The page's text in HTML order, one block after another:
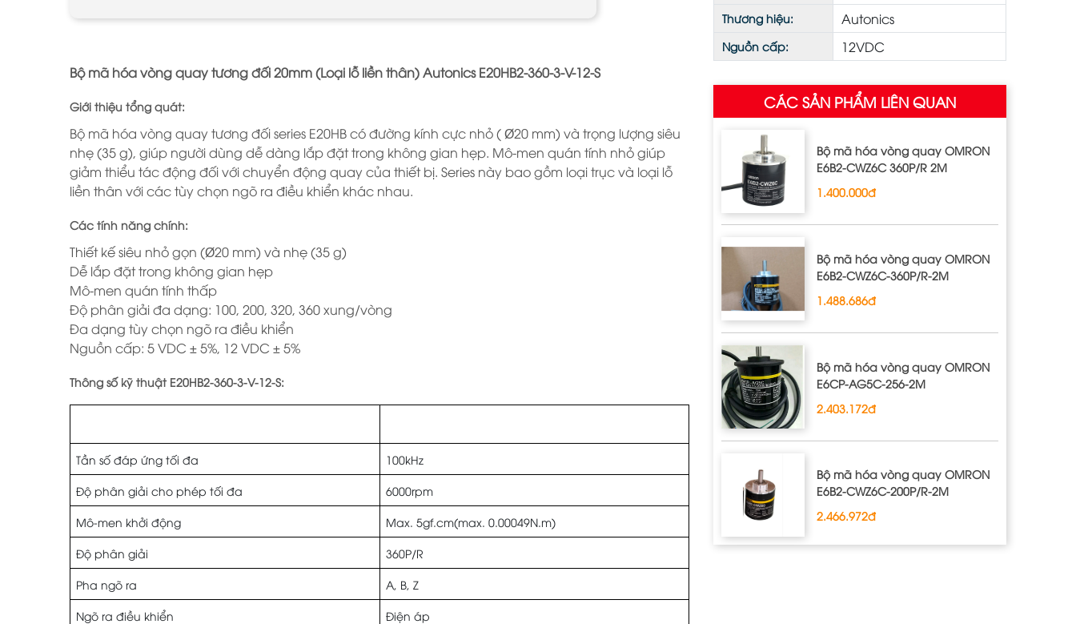
Bộ mã hóa vòng quay tương đối 20mm (Loại lỗ liền thân) Autonics E20HB2-360-3-V-12-S
Giới thiệu tổng quát:
Bộ mã hóa vòng quay tương đối series E20HB có đường kính cực nhỏ ( Ø20 mm) và trọng lượng siêu
nhẹ (35 g), giúp người dùng dễ dàng lắp đặt trong không gian hẹp. Mô-men quán tính nhỏ giúp
giảm thiểu tác động đối với chuyển động quay của thiết bị. Series này bao gồm loại trục và loại lỗ
liền thân với các tùy chọn ngõ ra điều khiển khác nhau.
Các tính năng chính:
Thiết kế siêu nhỏ gọn (Ø20 mm) và nhẹ (35 g)
Dễ lắp đặt trong không gian hẹp
Mô-men quán tính thấp
Độ phân giải đa dạng: 100, 200, 320, 360 xung/vòng
Đa dạng tùy chọn ngõ ra điều khiển
Nguồn cấp: 5 VDC ± 5%, 12 VDC ± 5%
Thông số kỹ thuật E20HB2-360-3-V-12-S:
Tần số đáp ứng tối đa 100kHz
Độ phân giải cho phép tối đa 6000rpm
Mô-men khởi động Max. 5gf.cm(max. 0.00049N.m)
Độ phân giải 360P/R
Pha ngõ ra A, B, Z
Ngõ ra điều khiển Điện áp
Thương hiệu: Autonics
Nguồn cấp: 12VDC
CÁC SẢN PHẨM LIÊN QUAN
Bộ mã hóa vòng quay OMRON
E6B2-CWZ6C 360P/R 2M
1.400.000đ
Bộ mã hóa vòng quay OMRON
E6B2‐CWZ6C‐360P/R‐2M
1.488.686đ
Bộ mã hóa vòng quay OMRON
E6CP‐AG5C‐256‐2M
2.403.172đ
Bộ mã hóa vòng quay OMRON
E6B2‐CWZ6C‐200P/R‐2M
2.466.972đ